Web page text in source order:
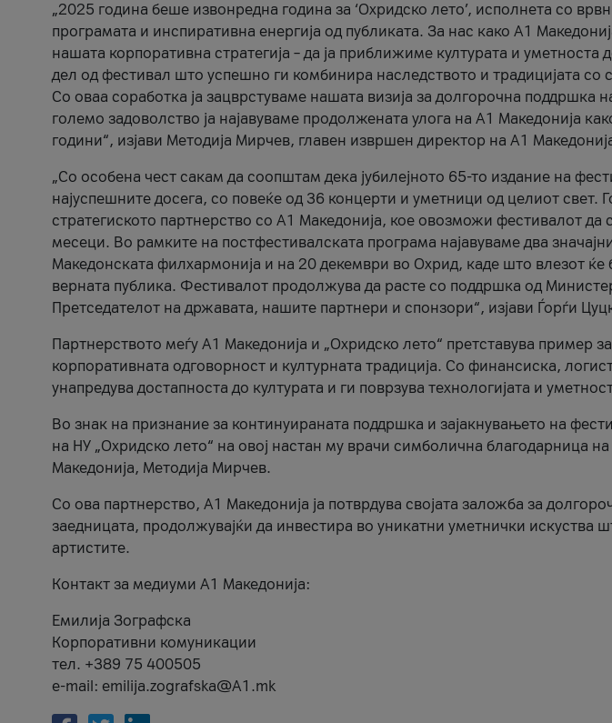
„2025 година беше извонредна година за ‘Охридско лето’, исполнета со
програмата и инспиративна енергија од публиката. За нас како A1
нашата корпоративна стратегија – да ја приближиме културата и
дел од фестивал што успешно ги комбинира наследството и традицијата
Со оваа соработка ја зацврстуваме нашата визија за долгорочна поддршка
големо задоволство ја најавуваме продолжената улога на A1 Македонија
години“, изјави Методија Мирчев, главен извршен директор на A1
„Со особена чест сакам да соопштам дека јубилејното 65-то издание на
најуспешните досега, со повеќе од 36 концерти и уметници од целиот свет.
стратегиското партнерство со А1 Македонија, кое овозможи фестивалот да
месеци. Во рамките на постфестивалската програма најавуваме два
Македонската филхармонија и на 20 декември во Охрид, каде што влезот ќе
верната публика. Фестивалот продолжува да расте со поддршка од
Претседателот на државата, нашите партнери и спонзори“, изјави Ѓорѓи
Партнерството меѓу A1 Македонија и „Охридско лето“ претставува пример
корпоративната одговорност и културната традиција. Со финансиска,
унапредува достапноста до културата и ги поврзува технологијата и
Во знак на признание за континуираната поддршка и зајакнувањето на
на НУ „Охридско лето“ на овој настан му врачи симболична благодарница
Македонија, Методија Мирчев.
Со ова партнерство, A1 Македонија ја потврдува својата заложба за
заедницата, продолжувајќи да инвестира во уникатни уметнички искуства
артистите.
Контакт за медиуми А1 Македонија:
Емилија Зографска
Корпоративни комуникации
тел. +389 75 400505
e-mail: emilija.zografska@A1.mk